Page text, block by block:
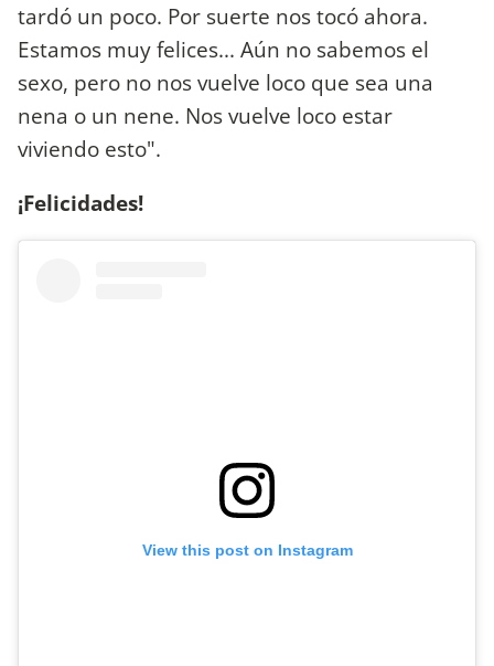
tardó un poco. Por suerte nos tocó ahora.
Estamos muy felices... Aún no sabemos el
sexo, pero no nos vuelve loco que sea una
nena o un nene. Nos vuelve loco estar
viviendo esto".
¡Felicidades!
View this post on Instagram